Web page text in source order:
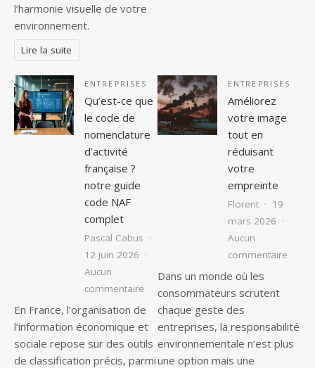
l’harmonie visuelle de votre
environnement.
Lire la suite
ENTREPRISES
Qu’est-ce que
le code de
nomenclature
d’activité
française ?
notre guide
code NAF
complet
Pascal Cabus
12 juin 2026
Aucun
commentaire sur Qu’est-ce que le code de
En France, l’organisation de
l’information économique et
sociale repose sur des outils
de classification précis, parmi
ENTREPRISES
Améliorez
votre image
tout en
réduisant
votre
empreinte
Florent
19
mars 2026
Aucun
commentaire
Dans un monde où les
consommateurs scrutent
chaque geste des
entreprises, la responsabilité
environnementale n’est plus
une option mais une